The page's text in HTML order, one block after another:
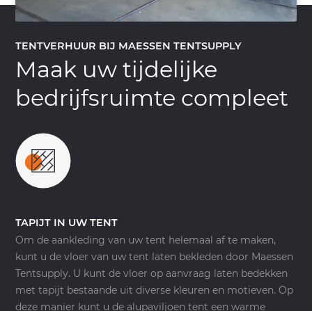
TENTVERHUUR BIJ MAESSEN TENTSUPPLY
Maak uw tijdelijke
bedrijfsruimte compleet
TAPIJT IN UW TENT
Om de aankleding van uw tent helemaal af te maken,
kunt u de vloer van uw tent laten bekleden door Maessen
Tentsupply. U kunt de vloer op aanvraag laten bedekken
met tapijt bestaande uit diverse kleuren en motieven. Op
deze manier kunt u de alupaviljoen tent een warme